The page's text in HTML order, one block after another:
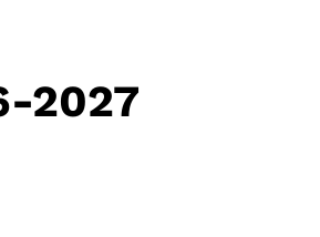
2027